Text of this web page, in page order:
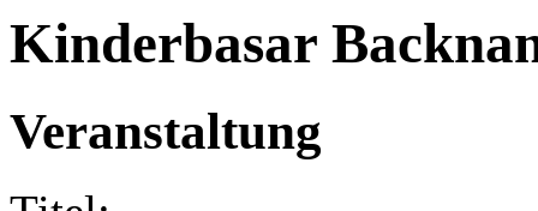
Kinderbasar
Veranstaltung